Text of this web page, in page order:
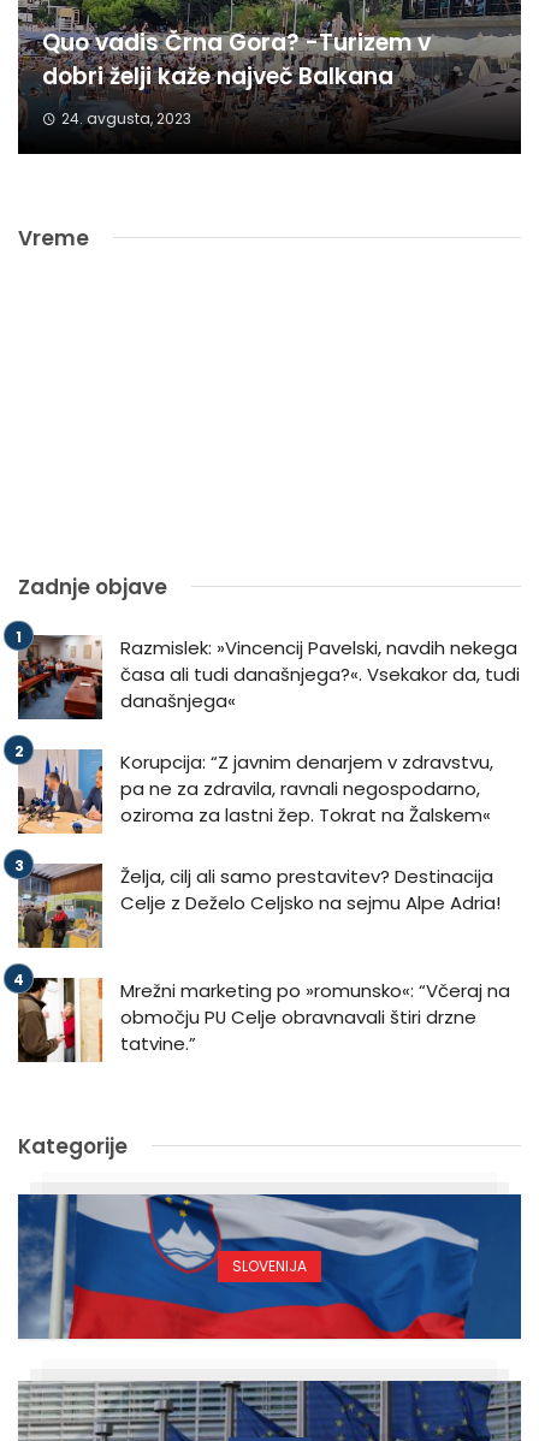
Quo vadis Črna Gora? -Turizem v
dobri želji kaže največ Balkana
24. avgusta, 2023
Vreme
Zadnje objave
Razmislek: »Vincencij Pavelski, navdih nekega
časa ali tudi današnjega?«. Vsekakor da, tudi
današnjega«
Korupcija: “Z javnim denarjem v zdravstvu,
pa ne za zdravila, ravnali negospodarno,
oziroma za lastni žep. Tokrat na Žalskem«
Želja, cilj ali samo prestavitev? Destinacija
Celje z Deželo Celjsko na sejmu Alpe Adria!
Mrežni marketing po »romunsko«: “Včeraj na
območju PU Celje obravnavali štiri drzne
tatvine.”
Kategorije
SLOVENIJA